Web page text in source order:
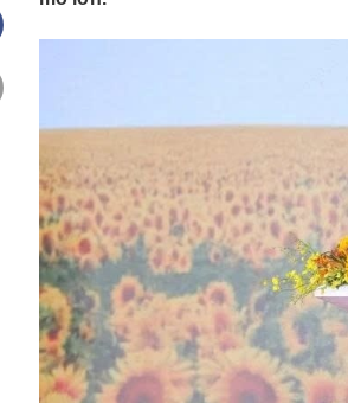
Khám xét, bắt
Giá vàng miếng,
Tín Minh Châu,
09:42
Tổng Giám đốc
57.600 tỷ đồng
09:42
Động lực từ 1.000
09:40
Thừa điện sạch đủ
“xả bỏ", mở nhà